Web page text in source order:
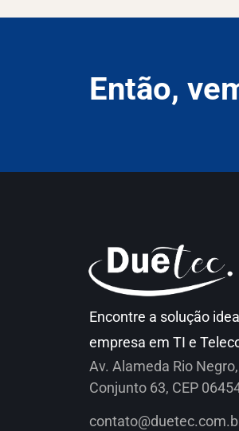
Então,
Encontre a solução
empresa em TI e
Av. Alameda Rio
Conjunto 63, CEP